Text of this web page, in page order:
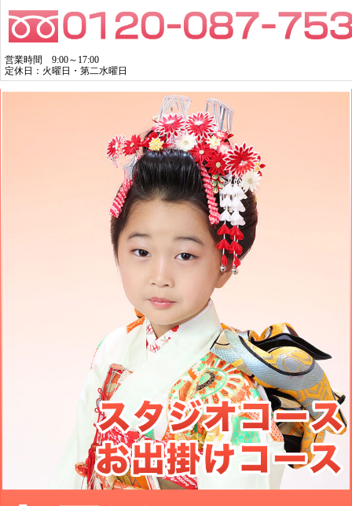
営業時間 9:00～17:00
定休日：火曜日・第二水曜日